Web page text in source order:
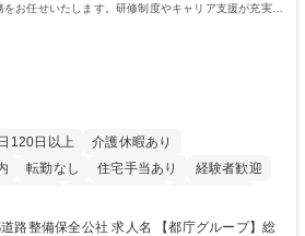
お任せいたします。研修制度やキャリア支援が充実し
120日以上
介護休暇あり
転勤なし 住宅手当あり
経験者歓迎
当あり 食事補助あり
求人名 【都庁グループ】総